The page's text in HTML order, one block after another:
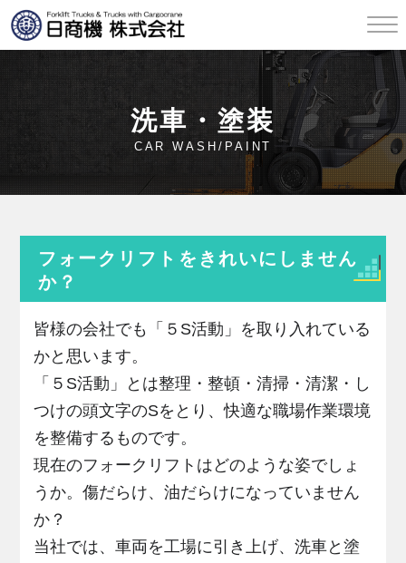
洗車・塗装
CAR WASH/PAINT
フォークリフトをきれいにしません
か？
皆様の会社でも「５S活動」を取り入れている
かと思います。
「５S活動」とは整理・整頓・清掃・清潔・し
つけの頭文字のSをとり、快適な職場作業環境
を整備するものです。
現在のフォークリフトはどのような姿でしょ
うか。傷だらけ、油だらけになっていません
か？
当社では、車両を工場に引き上げ、洗車と塗